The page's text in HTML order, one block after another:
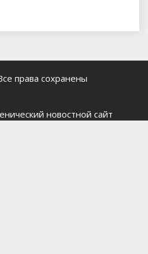
права сохранены
новостной сайт